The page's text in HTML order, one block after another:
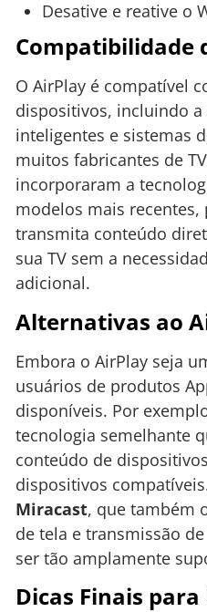
Desative e reative o
Compatibilidade
O AirPlay é compatível
dispositivos, incluindo a
inteligentes e sistemas
muitos fabricantes de
incorporaram a
modelos mais
transmita conteúdo
sua TV sem a
adicional.
Alternativas ao
Embora o AirPlay seja
usuários de produtos
disponíveis. Por
tecnologia semelhante
conteúdo de
dispositivos
Miracast, que também
de tela e transmissão
ser tão amplamente
Dicas Finais